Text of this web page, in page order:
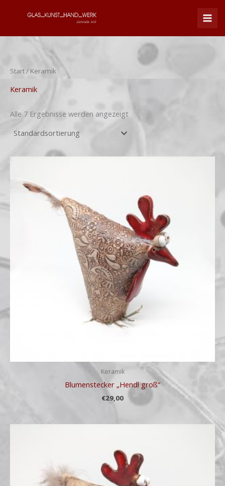
Start/ Keramik
Keramik
Alle 7 Ergebnisse werden angezeigt
Keramik
Blumenstecker „Hendl groß“
€29,00